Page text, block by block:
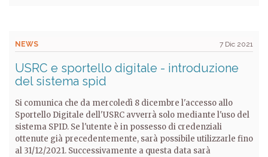
NEWS 7 Dic 2021
USRC e sportello digitale - introduzione
del sistema spid
Si comunica che da mercoledì 8 dicembre l'accesso allo
Sportello Digitale dell'USRC avverrà solo mediante l'uso del
sistema SPID. Se l'utente è in possesso di credenziali
ottenute già precedentemente, sarà possibile utilizzarle fino
al 31/12/2021. Successivamente a questa data sarà